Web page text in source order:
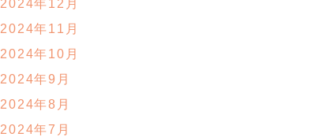
2024年12月
2024年11月
2024年10月
2024年9月
2024年8月
2024年7月